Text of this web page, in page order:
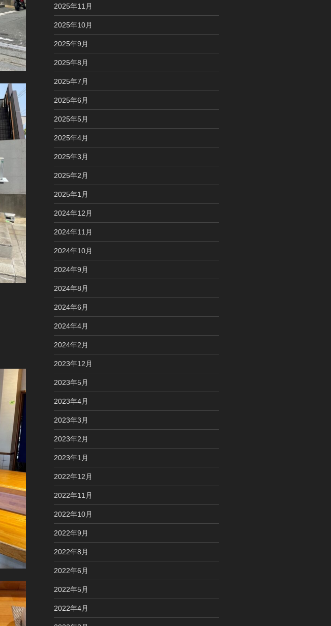
2025年11月
2025年10月
2025年9月
2025年8月
2025年7月
2025年6月
2025年5月
2025年4月
2025年3月
2025年2月
2025年1月
2024年12月
2024年11月
2024年10月
2024年9月
2024年8月
2024年6月
2024年4月
2024年2月
2023年12月
2023年5月
2023年4月
2023年3月
2023年2月
2023年1月
2022年12月
2022年11月
2022年10月
2022年9月
2022年8月
2022年6月
2022年5月
2022年4月